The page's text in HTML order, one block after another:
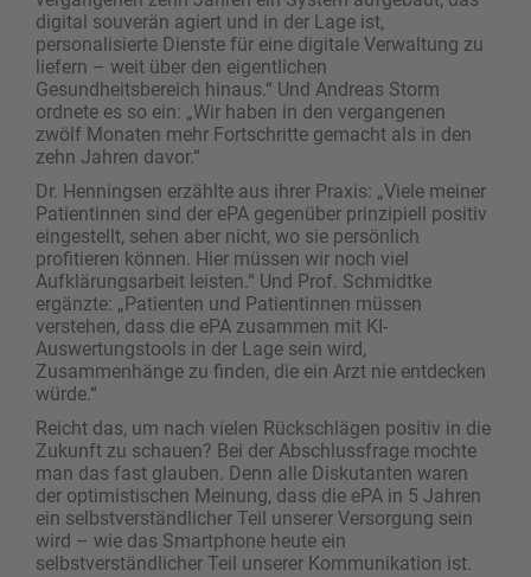
digital souverän agiert und in der Lage ist,
personalisierte Dienste für eine digitale Verwaltung zu
liefern – weit über den eigentlichen
Gesundheitsbereich hinaus.“ Und Andreas Storm
ordnete es so ein: „Wir haben in den vergangenen
zwölf Monaten mehr Fortschritte gemacht als in den
zehn Jahren davor.“
Dr. Henningsen erzählte aus ihrer Praxis: „Viele meiner
Patientinnen sind der ePA gegenüber prinzipiell positiv
eingestellt, sehen aber nicht, wo sie persönlich
profitieren können. Hier müssen wir noch viel
Aufklärungsarbeit leisten.“ Und Prof. Schmidtke
ergänzte: „Patienten und Patientinnen müssen
verstehen, dass die ePA zusammen mit KI-
Auswertungstools in der Lage sein wird,
Zusammenhänge zu finden, die ein Arzt nie entdecken
würde.“
Reicht das, um nach vielen Rückschlägen positiv in die
Zukunft zu schauen? Bei der Abschlussfrage mochte
man das fast glauben. Denn alle Diskutanten waren
der optimistischen Meinung, dass die ePA in 5 Jahren
ein selbstverständlicher Teil unserer Versorgung sein
wird – wie das Smartphone heute ein
selbstverständlicher Teil unserer Kommunikation ist.